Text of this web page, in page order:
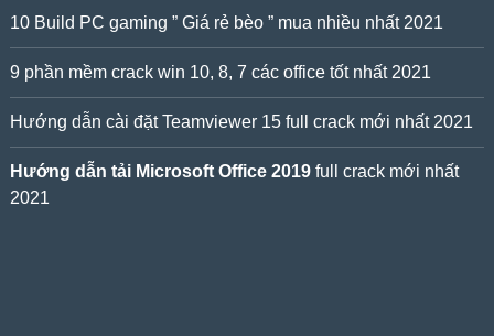
10 Build PC gaming ” Giá rẻ bèo ” mua nhiều nhất 2021
9 phần mềm crack win 10, 8, 7 các office tốt nhất 2021
Hướng dẫn cài đặt Teamviewer 15 full crack mới nhất 2021
Hướng dẫn tải Microsoft Office 2019full crack mới nhất
2021